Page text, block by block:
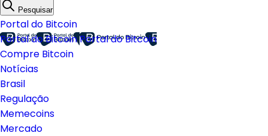
Pesquisar
Portal do Bitcoin
Portal do BitcoinPortal do Bitcoin
Compre Bitcoin
Notícias
Brasil
Regulação
Memecoins
Mercado